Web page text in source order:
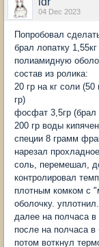
04 Dec 2023
Попробовал
брал лопатку
полиамидную
состав из ролика:
20 гр на кг соли
гр)
фосфат 3,5гр
200 гр воды
специи 8 грамм
нарезал
соль, перемешал,
контролировал
плотным комком с
оболочку.
далее на полчаса в
после на полчаса в
потом воткнул